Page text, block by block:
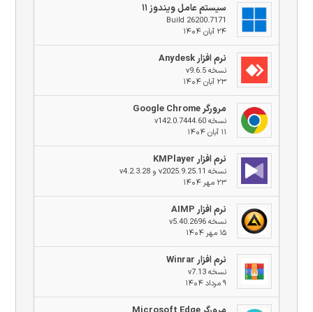
سیستم عامل ویندوز ۱۱
Build 26200.7171
۲۴ آبان ۱۴۰۴
نرم افزار Anydesk
نسخه v9.6.5
۲۳ آبان ۱۴۰۴
مرورگر Google Chrome
نسخه v142.0.7444.60
۱۱ آبان ۱۴۰۴
نرم افزار KMPlayer
نسخه v2025.9.25.11 و v4.2.3.28
۲۳ مهر ۱۴۰۴
نرم افزار AIMP
نسخه v5.40.2696
۱۵ مهر ۱۴۰۴
نرم افزار Winrar
نسخه v7.13
۹ مرداد ۱۴۰۴